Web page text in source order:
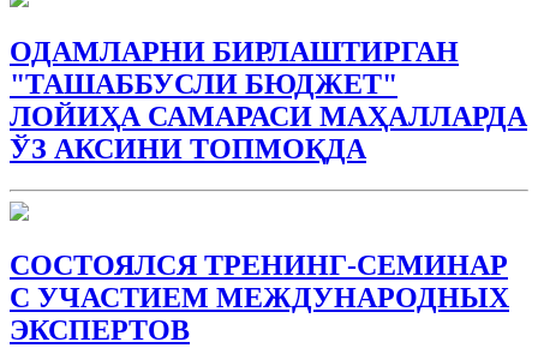
ОДАМЛАРНИ БИРЛАШТИРГАН
"ТАШАББУСЛИ БЮДЖEТ"
ЛОЙИҲА САМАРАСИ МАҲАЛЛАРДА
ЎЗ АКСИНИ ТОПМОҚДА
СОСТОЯЛСЯ ТРЕНИНГ-СЕМИНАР
С УЧАСТИЕМ МЕЖДУНАРОДНЫХ
ЭКСПЕРТОВ